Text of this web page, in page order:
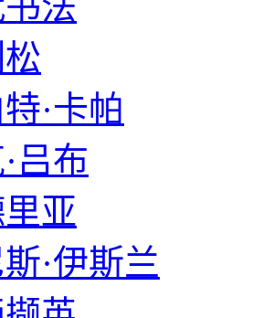
·卡帕
吕布
亚
·伊斯兰